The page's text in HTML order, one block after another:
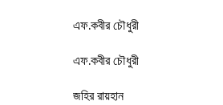
এফ.কবীর চৌধুরী
এফ.কবীর চৌধুরী
জহির রায়হান